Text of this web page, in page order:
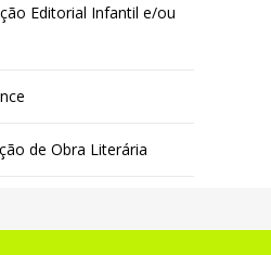
Editorial Infantil e/ou
de Obra Literária